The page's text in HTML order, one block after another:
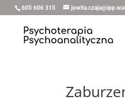
605 606 315